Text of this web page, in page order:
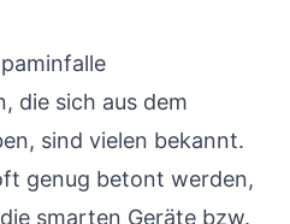
die sich aus dem
sind vielen bekannt.
genug betont werden,
smarten Geräte bzw.